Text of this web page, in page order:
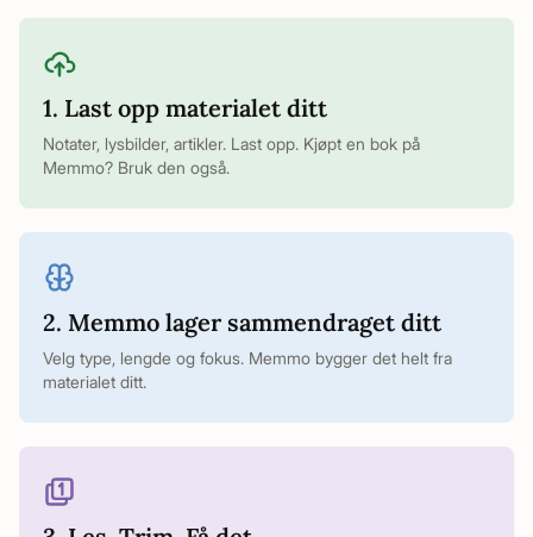
1. Last opp materialet ditt
Notater, lysbilder, artikler. Last opp. Kjøpt en bok på
Memmo? Bruk den også.
2. Memmo lager sammendraget ditt
Velg type, lengde og fokus. Memmo bygger det helt fra
materialet ditt.